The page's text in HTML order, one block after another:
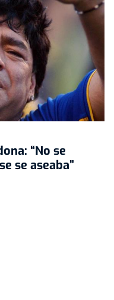
“No se
se aseaba”